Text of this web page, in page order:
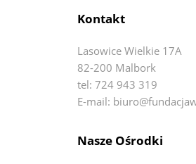
Kontakt
Lasowice Wielkie 17A
82-200 Malbork
tel: 724 943 319
E-mail:
Nasze Ośrodki